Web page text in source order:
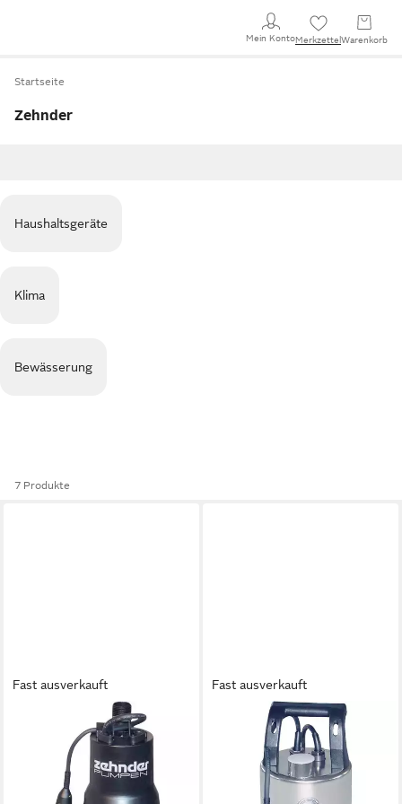
Mein KontoMerkzettel Warenkorb
Startseite
Zehnder
Haushaltsgeräte
Klima
Bewässerung
7 Produkte
Fast ausverkauft
ZEHNDER PUMPEN
Tauchpumpe Zehnder
Pumpen 13181 ZM 280 A
Schmutzwasser-Tauchpumpe
Fast ausverkauft
Tauchpumpe
Schmutzwassertauchpumpe
Edelstahl 50A 12818